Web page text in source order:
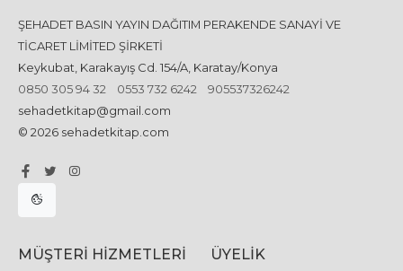
ŞEHADET BASIN YAYIN DAĞITIM PERAKENDE SANAYİ VE
TİCARET LİMİTED ŞİRKETİ
Keykubat, Karakayış Cd. 154/A, Karatay/Konya
0850 305 94 32
0553 732 6242
905537326242
sehadetkitap@gmail.com
© 2026 sehadetkitap.com
MÜŞTERI HIZMETLERI ÜYELIK